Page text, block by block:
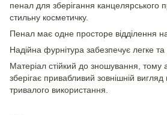
пенал для зберігання канцелярського
стильну косметичку.
Пенал має одне просторе відділення на
Надійна фурнітура забезпечує легке та
Матеріал стійкий до зношування, тому
зберігає привабливий зовнішній вигляд
тривалого використання.